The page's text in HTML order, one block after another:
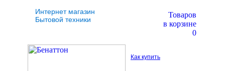
Интернет магазин
Бытовой техники
Товаров
в корзине
0
Как купить